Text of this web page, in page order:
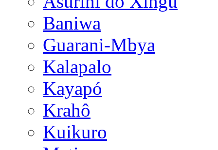
Baniwa
Guarani-Mbya
Kalapalo
Kayapó
Krahô
Kuikuro